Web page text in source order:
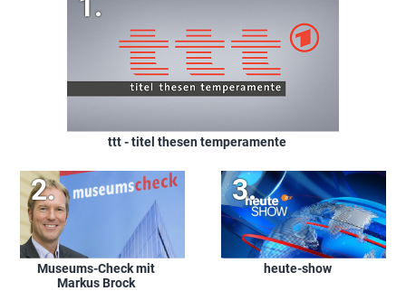
ttt - titel thesen temperamente
Museums-Check mit
Markus Brock
heute-show